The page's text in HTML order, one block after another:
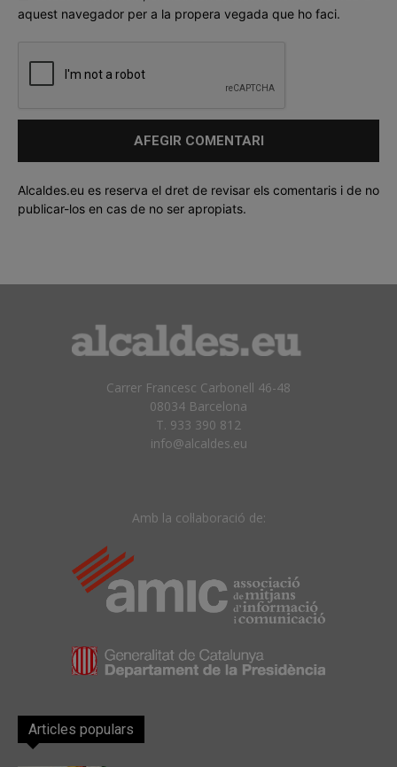
aquest navegador per a la propera vegada que ho faci.
Alcaldes.eu es reserva el dret de revisar els comentaris i de no
publicar-los en cas de no ser apropiats.
Carrer Francesc Carbonell 46-48
08034 Barcelona
T. 933 390 812
info@alcaldes.eu
Amb la col·laboració de:
Articles populars